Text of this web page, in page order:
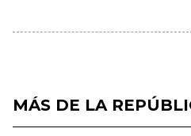
MÁS DE LA